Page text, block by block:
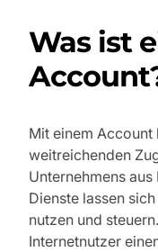
Was ist
Mit einem Account
weitreichenden
Unternehmens
Dienste lassen
nutzen und
Internetnutzer